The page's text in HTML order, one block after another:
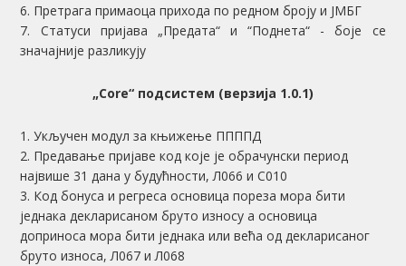
6. Претрага примаоца прихода по редном броју и ЈМБГ
7. Статуси пријава „Предата“ и “Поднета“ - боје се
значајније разликују
„Core“ подсистем (верзија 1.0.1)
1. Укључен модул за књижење ППППД
2. Предавање пријаве код које је обрачунски период
највише 31 дана у будућности, Л066 и С010
3. Код бонуса и регреса основица пореза мора бити
једнака декларисаном бруто износу а основица
доприноса мора бити једнака или већа од декларисаног
бруто износа, Л067 и Л068